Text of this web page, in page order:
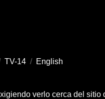
TV-14 / English
verlo cerca del sitio